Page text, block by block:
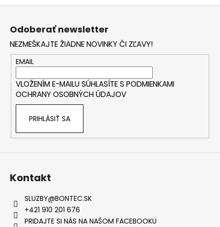
Z
Odoberať newsletter
NEZMEŠKAJTE ŽIADNE NOVINKY ČI ZĽAVY!
EMAIL
VLOŽENÍM E-MAILU SÚHLASÍTE S PODMIENKAMI
OCHRANY OSOBNÝCH ÚDAJOV
PRIHLÁSIŤ SA
Kontakt
SLUZBY@BONTEC.SK
+421 910 201 676
PRIDAJTE SI NÁS NA NAŠOM FACEBOOKU